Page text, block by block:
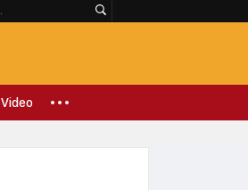
Video